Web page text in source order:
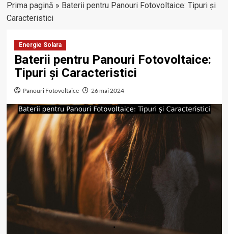
Prima pagină » Baterii pentru Panouri Fotovoltaice: Tipuri și
Caracteristici
Energie Solara
Baterii pentru Panouri Fotovoltaice:
Tipuri și Caracteristici
Panouri Fotovoltaice 26 mai 2024